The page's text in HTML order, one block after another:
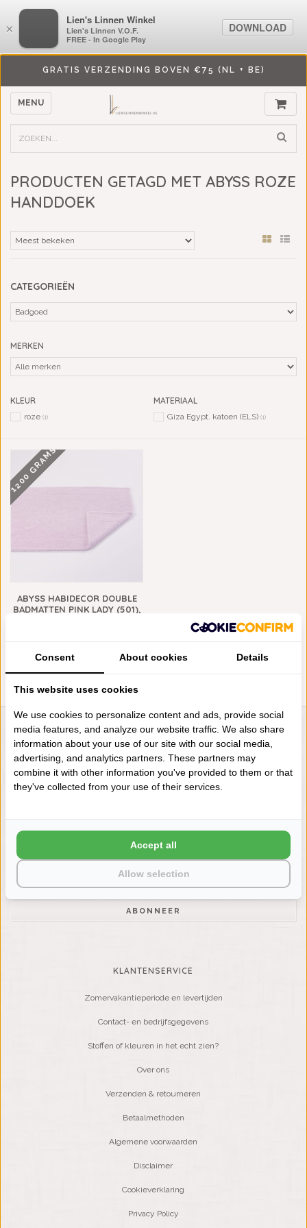
GRATIS VERZENDING BOVEN €75 (NL + BE)
MENU
PRODUCTEN GETAGD MET ABYSS ROZE
HANDDOEK
CATEGORIEËN
MERKEN
KLEUR
roze (1)
MATERIAAL
Giza Egypt. katoen (ELS) (1)
1200 GRAMS
ABYSS HABIDECOR DOUBLE
BADMATTEN PINK LADY (501),
LIENSLINNENWINKEL.NL
VRAGEN? BEL DAN
+31 (0) 575 511817
NIEUWSBRIEF
Wilt u op de hoogte blijven?
ABONNEER
KLANTENSERVICE
Zomervakantieperiode en levertijden
Contact- en bedrijfsgegevens
Stoffen of kleuren in het echt zien?
Over ons
Verzenden & retourneren
Betaalmethoden
Algemene voorwaarden
Disclaimer
Cookieverklaring
Privacy Policy
×
LiensLinnenwinkel.nl
Lien's Linnen V.O.F.
FREE - In Google Play
DOWNLOAD
Consent About cookies Details
This website uses cookies
We use cookies to personalize content and ads, provide social
media features, and analyze our website traffic. We also share
information about your use of our site with our social media,
advertising, and analytics partners. These partners may
combine it with other information you've provided to them or that
they've collected from your use of their services.
Allow selection
Accept all
×
Lien's Linnen Winkel
Lien's Linnen V.O.F.
FREE - In Google Play
DOWNLOAD